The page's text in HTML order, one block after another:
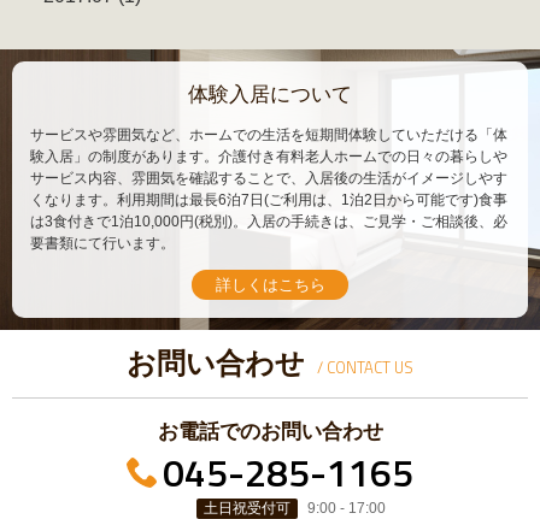
体験入居について
サービスや雰囲気など、ホームでの生活を短期間体験していただける「体
験入居」の制度があります。介護付き有料老人ホームでの日々の暮らしや
サービス内容、雰囲気を確認することで、入居後の生活がイメージしやす
くなります。利用期間は最長6泊7日(ご利用は、1泊2日から可能です)食事
は3食付きで1泊10,000円(税別)。入居の手続きは、ご見学・ご相談後、必
要書類にて行います。
詳しくはこちら
お問い合わせ / CONTACT US
お電話でのお問い合わせ
045-285-1165
土日祝受付可 9:00 - 17:00